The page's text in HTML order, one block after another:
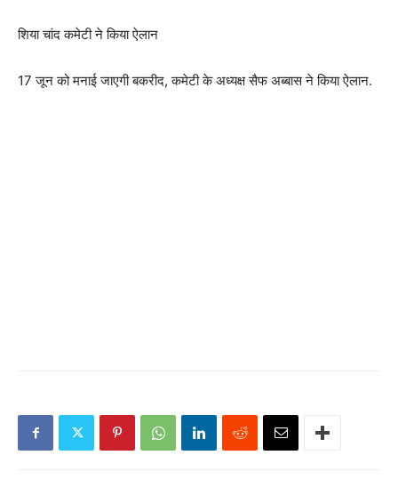
शिया चांद कमेटी ने किया ऐलान
17 जून को मनाई जाएगी बकरीद, कमेटी के अध्यक्ष सैफ अब्बास ने किया ऐलान.